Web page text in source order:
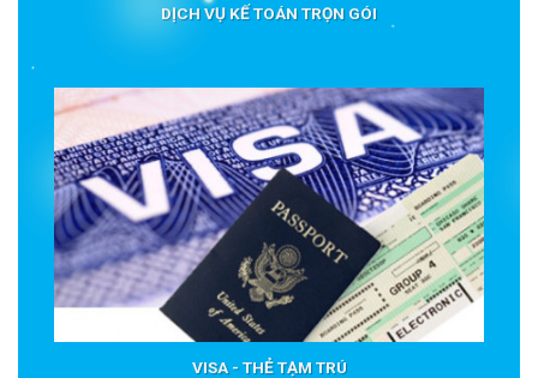
DỊCH VỤ KẾ TOÁN TRỌN GÓI
VISA - THẺ TẠM TRÚ